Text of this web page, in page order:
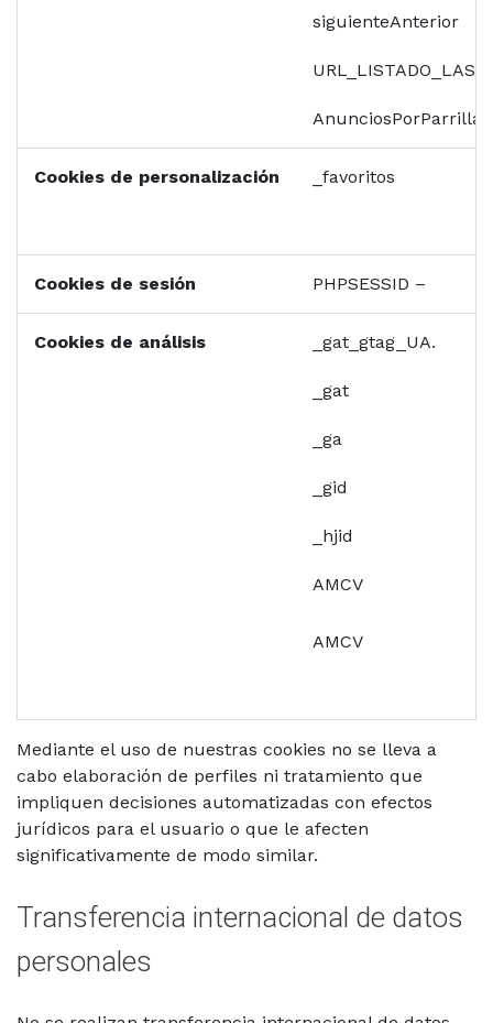
siguienteAnterior
AnunciosPorParrilla
Cookies de personalización _favoritos
Cookies de sesión PHPSESSID –
Cookies de análisis _gat_gtag_UA.
_gat
_ga
_gid
_hjid
AMCV
AMCV
Mediante el uso de nuestras cookies no se lleva a
cabo elaboración de perfiles ni tratamiento que
impliquen decisiones automatizadas con efectos
jurídicos para el usuario o que le afecten
significativamente de modo similar.
Transferencia internacional de datos
personales